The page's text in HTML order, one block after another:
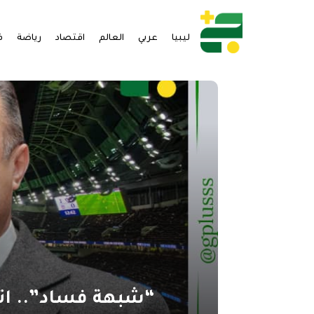
ليبيا عربي العالم اقتصاد رياضة
“شبهة فساد”..